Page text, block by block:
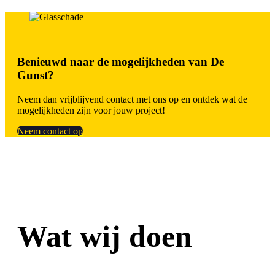
Benieuwd naar de mogelijkheden van De
Gunst?
Neem dan vrijblijvend contact met ons op en ontdek wat de
mogelijkheden zijn voor jouw project!
Neem contact op
Wat wij doen